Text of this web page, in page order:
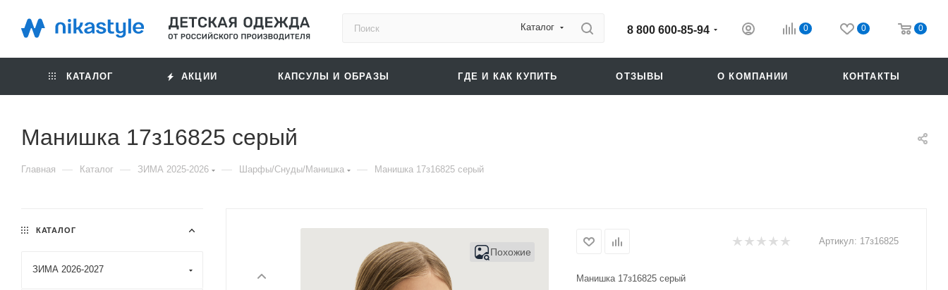
Каталог 8 800 600-85-94 0 0 0
КАТАЛОГ АКЦИИ КАПСУЛЫ И ОБРАЗЫ ГДЕ И КАК КУПИТЬ ОТЗЫВЫ О КОМПАНИИ КОНТАКТЫ
Манишка 17з16825 серый
Главная — Каталог — ЗИМА 2025-2026 — Шарфы/Снуды/Манишка — Манишка 17з16825 серый
Похожие
Артикул: 17з16825
Манишка 17з16825 серый
КАТАЛОГ
ЗИМА 2026-2027